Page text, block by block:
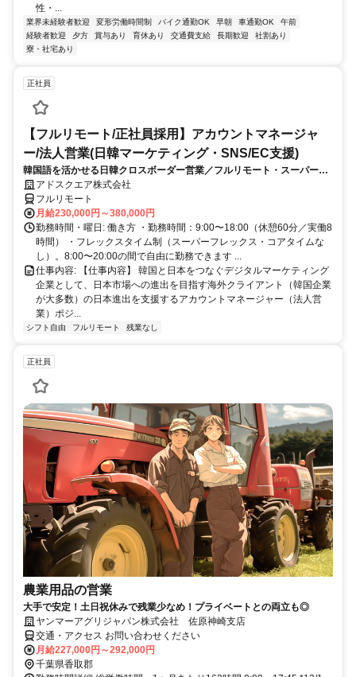
性・...
業界未経験者歓迎 変形労働時間制 バイク通勤OK 早朝 車通勤OK
午前
経験者歓迎
夕方 賞与あり 育休あり 交通費支給 長期歓迎
社割あり
寮・社宅あり
正社員
【フルリモート/正社員採用】アカウントマネージャ
ー/法人営業(日韓マーケティング・SNS/EC支援)
韓国語を活かせる日韓クロスボーダー営業／フルリモート・スーパーフ
レックス
アドスクエア株式会社
フルリモート
月給230,000円～380,000円
勤務時間・曜日: 働き方 ・勤務時間：9:00〜18:00（休憩60分／実働8
時間） ・フレックスタイム制（スーパーフレックス・コアタイムな
し）。8:00〜20:00の間で自由に勤務できます ...
仕事内容: 【仕事内容】 韓国と日本をつなぐデジタルマーケティング
企業として、日本市場への進出を目指す海外クライアント（韓国企業
が大多数）の日本進出を支援するアカウントマネージャー（法人営
業）ポジ...
シフト自由 フルリモート 残業なし
正社員
農業用品の営業
大手で安定！土日祝休みで残業少なめ！プライベートとの両立も◎
ヤンマーアグリジャパン株式会社 佐原神崎支店
交通・アクセス お問い合わせください
月給227,000円～292,000円
千葉県香取郡